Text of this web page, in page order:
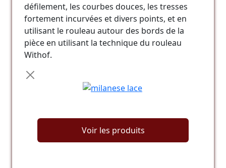
défilement, les courbes douces, les tresses
fortement incurvées et divers points, et en
utilisant le rouleau autour des bords de la
pièce en utilisant la technique du rouleau
Withof.
Voir les produits